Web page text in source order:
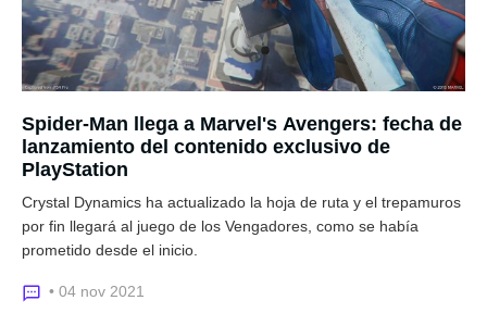
Spider-Man llega a Marvel's Avengers: fecha de
lanzamiento del contenido exclusivo de
PlayStation
Crystal Dynamics ha actualizado la hoja de ruta y el trepamuros
por fin llegará al juego de los Vengadores, como se había
prometido desde el inicio.
• 04 nov 2021